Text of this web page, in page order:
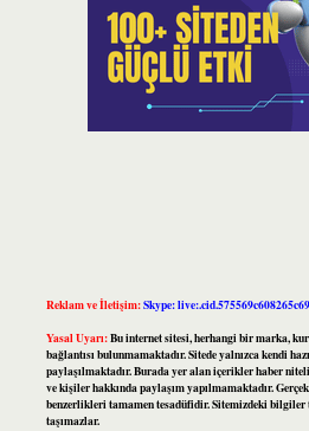
Reklam ve İletişim:Skype: live:.cid.575569c608265c69
Yasal Uyarı:Bu internet sitesi, herhangi bir marka,
bağlantısı bulunmamaktadır. Sitede yalnızca kendi
paylaşılmaktadır. Burada yer alan içerikler haber
ve kişiler hakkında paylaşım yapılmamaktadır.
benzerlikleri tamamen tesadüfidir. Sitemizdeki
taşımazlar.